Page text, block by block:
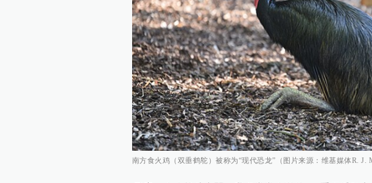
南方食火鸡（双垂鹤鸵）被称为“现代恐龙”（图片来源：维基媒体R. J.